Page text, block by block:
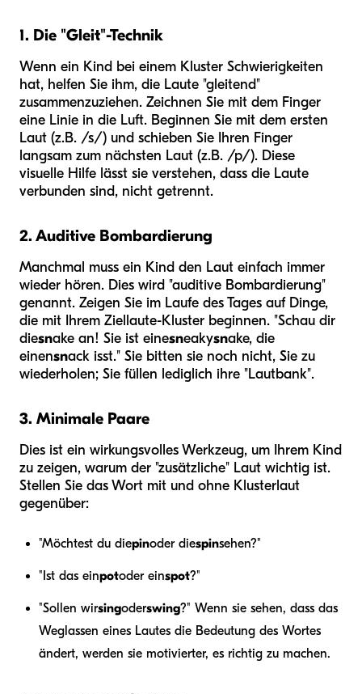
1. Die "Gleit"-Technik
Wenn ein Kind bei einem Kluster Schwierigkeiten
hat, helfen Sie ihm, die Laute "gleitend"
zusammenzuziehen. Zeichnen Sie mit dem Finger
eine Linie in die Luft. Beginnen Sie mit dem ersten
Laut (z.B. /s/) und schieben Sie Ihren Finger
langsam zum nächsten Laut (z.B. /p/). Diese
visuelle Hilfe lässt sie verstehen, dass die Laute
verbunden sind, nicht getrennt.
2. Auditive Bombardierung
Manchmal muss ein Kind den Laut einfach immer
wieder hören. Dies wird "auditive Bombardierung"
genannt. Zeigen Sie im Laufe des Tages auf Dinge,
die mit Ihrem Ziellaute-Kluster beginnen. "Schau dir
diesnake an! Sie ist einesneakysnake, die
einensnack isst." Sie bitten sie noch nicht, Sie zu
wiederholen; Sie füllen lediglich ihre "Lautbank".
3. Minimale Paare
Dies ist ein wirkungsvolles Werkzeug, um Ihrem Kind
zu zeigen, warum der "zusätzliche" Laut wichtig ist.
Stellen Sie das Wort mit und ohne Klusterlaut
gegenüber:
"Möchtest du diepinoder diespinsehen?"
"Ist das einpotoder einspot?"
"Sollen wirsingoderswing?" Wenn sie sehen, dass das
Weglassen eines Lautes die Bedeutung des Wortes
ändert, werden sie motivierter, es richtig zu machen.